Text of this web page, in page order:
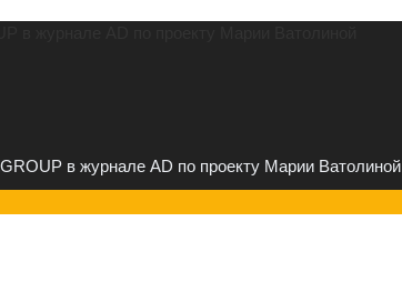
в журнале AD по проекту Марии Ватолиной